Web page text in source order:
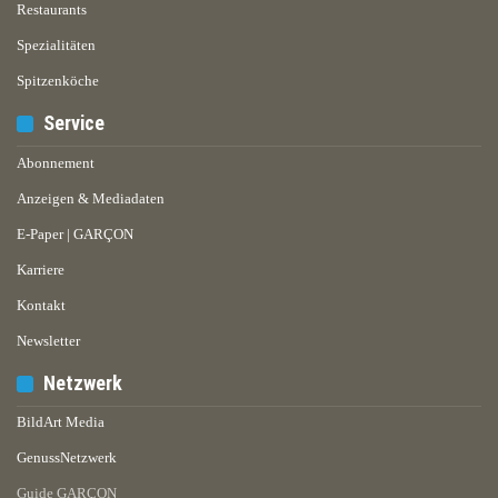
Restaurants
Spezialitäten
Spitzenköche
Service
Abonnement
Anzeigen & Mediadaten
E-Paper | GARÇON
Karriere
Kontakt
Newsletter
Netzwerk
BildArt Media
GenussNetzwerk
Guide GARÇON